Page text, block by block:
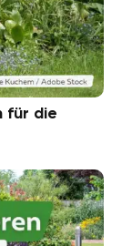
für die